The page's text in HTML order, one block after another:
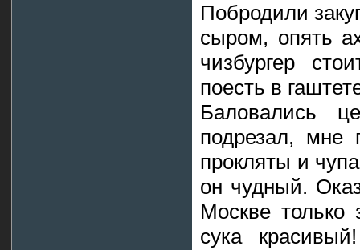
Побродили
сыром, опять
чизбургер
поесть в
Баловались
подрезал, мне
прокляты и
он чудный.
Москве только
сука